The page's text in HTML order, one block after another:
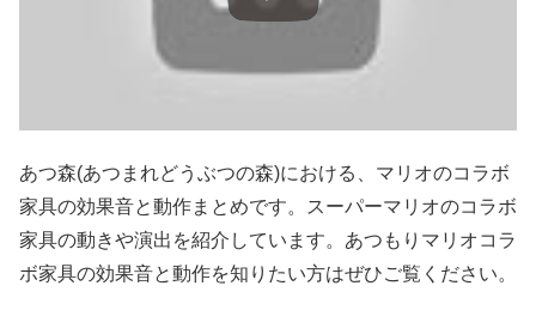
あつ森(あつまれどうぶつの森)における、マリオのコラボ
家具の効果音と動作まとめです。スーパーマリオのコラボ
家具の動きや演出を紹介しています。あつもりマリオコラ
ボ家具の効果音と動作を知りたい方はぜひご覧ください。